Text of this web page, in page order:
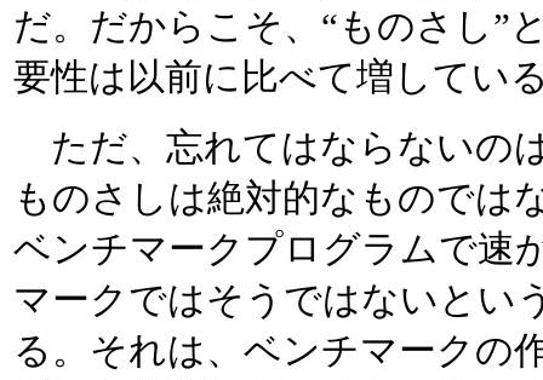
だ。だからこそ、“ものさし”
要性は以前に比べて増してい
ただ、忘れてはならないの
ものさしは絶対的なものでは
ベンチマークプログラムで速
マークではそうではないとい
る。それは、ベンチマークの